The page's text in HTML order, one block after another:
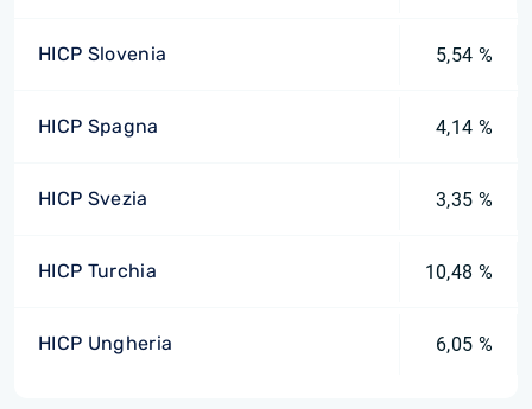
HICP Slovenia 5,54 %
HICP Spagna 4,14 %
HICP Svezia 3,35 %
HICP Turchia 10,48 %
HICP Ungheria 6,05 %